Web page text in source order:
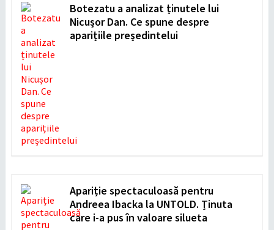
Botezatu a analizat ținutele lui
Nicușor Dan. Ce spune despre
aparițiile președintelui
Apariție spectaculoasă pentru
Andreea Ibacka la UNTOLD. Ținuta
care i-a pus în valoare silueta